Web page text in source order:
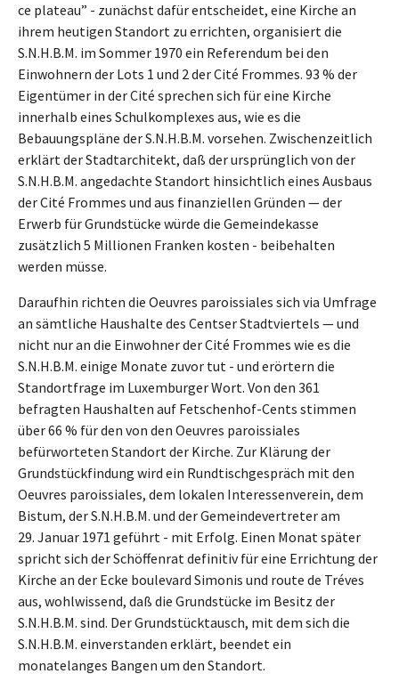
ce plateau” - zunächst dafür entscheidet, eine Kirche an
ihrem heutigen Standort zu errichten, organisiert die
S.N.H.B.M. im Sommer 1970 ein Referendum bei den
Einwohnern der Lots 1 und 2 der Cité Frommes. 93 % der
Eigentümer in der Cité sprechen sich für eine Kirche
innerhalb eines Schulkomplexes aus, wie es die
Bebauungspläne der S.N.H.B.M. vorsehen. Zwischenzeitlich
erklärt der Stadtarchitekt, daß der ursprünglich von der
S.N.H.B.M. angedachte Standort hinsichtlich eines Ausbaus
der Cité Frommes und aus finanziellen Gründen — der
Erwerb für Grundstücke würde die Gemeindekasse
zusätzlich 5 Millionen Franken kosten - beibehalten
werden müsse.
Daraufhin richten die Oeuvres paroissiales sich via Umfrage
an sämtliche Haushalte des Centser Stadtviertels — und
nicht nur an die Einwohner der Cité Frommes wie es die
S.N.H.B.M. einige Monate zuvor tut - und erörtern die
Standortfrage im Luxemburger Wort. Von den 361
befragten Haushalten auf Fetschenhof-Cents stimmen
über 66 % für den von den Oeuvres paroissiales
befürworteten Standort der Kirche. Zur Klärung der
Grundstückfindung wird ein Rundtischgespräch mit den
Oeuvres paroissiales, dem lokalen Interessenverein, dem
Bistum, der S.N.H.B.M. und der Gemeindevertreter am
29. Januar 1971 geführt - mit Erfolg. Einen Monat später
spricht sich der Schöffenrat definitiv für eine Errichtung der
Kirche an der Ecke boulevard Simonis und route de Tréves
aus, wohlwissend, daß die Grundstücke im Besitz der
S.N.H.B.M. sind. Der Grundstücktausch, mit dem sich die
S.N.H.B.M. einverstanden erklärt, beendet ein
monatelanges Bangen um den Standort.